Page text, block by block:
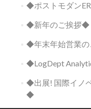
◆ポストモダン
◆新年のご挨拶◆
◆年末年始営業
◆LogDept
◆出展! 国際イノ
◆